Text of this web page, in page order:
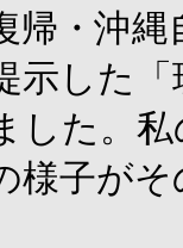
帰・沖
示した
した。
様子が